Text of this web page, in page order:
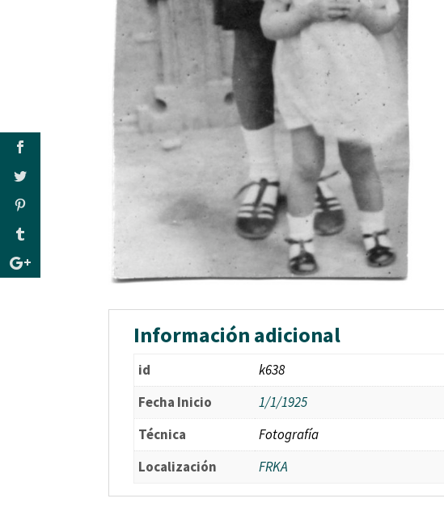
Información adicional
id
k638
Fecha Inicio
1/1/1925
Técnica
Fotografía
Localización
FRKA